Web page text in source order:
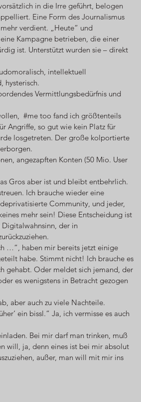
in die Irre geführt, belogen
Eine Form des Journalismus
verdient. „Heute“ und
Kampagne betrieben, die einer
ist. Unterstützt wurden sie – direkt
hysterisch.
#me too fand ich größtenteils
Angriffe, so gut wie kein Platz für
losgetreten. Der große kolportierte
Ich brauche wieder eine
Community, und jeder,
mehr sein! Diese Entscheidung ist
der in
habe. Stimmt nicht! Ich brauche es
gehabt. Oder meldet sich jemand, der
es wenigstens in Betracht gezogen
aber auch zu viele Nachteile.
ein bissl.“ Ja, ich vermisse es auch
Bei mir darf man trinken, muß
will, ja, denn eines ist bei mir absolut
außer, man will mit mir ins